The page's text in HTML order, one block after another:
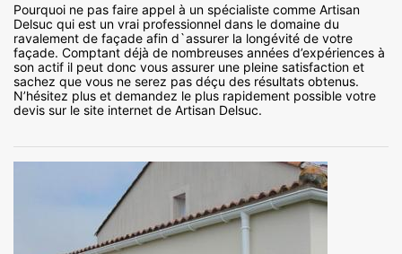
Pourquoi ne pas faire appel à un spécialiste comme Artisan
Delsuc qui est un vrai professionnel dans le domaine du
ravalement de façade afin d`assurer la longévité de votre
façade. Comptant déjà de nombreuses années d’expériences à
son actif il peut donc vous assurer une pleine satisfaction et
sachez que vous ne serez pas déçu des résultats obtenus.
N’hésitez plus et demandez le plus rapidement possible votre
devis sur le site internet de Artisan Delsuc.